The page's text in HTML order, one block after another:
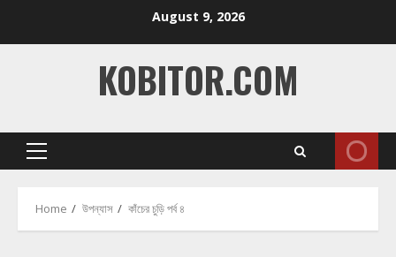
August 9, 2026
KOBITOR.COM
Primary
Home উপন্যাস কাঁচের চুড়ি পর্ব ৪